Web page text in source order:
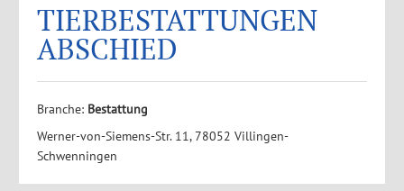
TIERBESTATTUNGEN
ABSCHIED
Branche: Bestattung
Werner-von-Siemens-Str. 11, 78052 Villingen-
Schwenningen